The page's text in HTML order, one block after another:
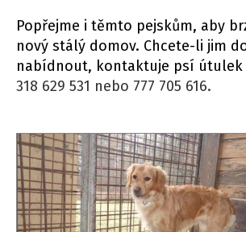
Popřejme i těmto pejskům, aby
nový stálý domov. Chcete-li jim
nabídnout, kontaktuje psí útulek
318 629 531 nebo 777 705 616.